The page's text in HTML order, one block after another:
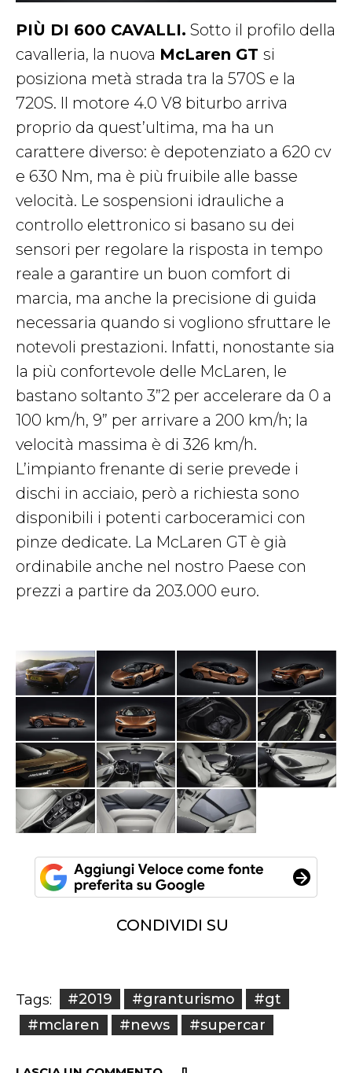
PIÙ DI 600 CAVALLI. Sotto il profilo della
cavalleria, la nuova McLaren GT si
posiziona metà strada tra la 570S e la
720S. Il motore 4.0 V8 biturbo arriva
proprio da quest’ultima, ma ha un
carattere diverso: è depotenziato a 620 cv
e 630 Nm, ma è più fruibile alle basse
velocità. Le sospensioni idrauliche a
controllo elettronico si basano su dei
sensori per regolare la risposta in tempo
reale a garantire un buon comfort di
marcia, ma anche la precisione di guida
necessaria quando si vogliono sfruttare le
notevoli prestazioni. Infatti, nonostante sia
la più confortevole delle McLaren, le
bastano soltanto 3”2 per accelerare da 0 a
100 km/h, 9” per arrivare a 200 km/h; la
velocità massima è di 326 km/h.
L’impianto frenante di serie prevede i
dischi in acciaio, però a richiesta sono
disponibili i potenti carboceramici con
pinze dedicate. La McLaren GT è già
ordinabile anche nel nostro Paese con
prezzi a partire da 203.000 euro.
CONDIVIDI SU
Tags: #2019 #granturismo
#gt
#mclaren
#news #supercar